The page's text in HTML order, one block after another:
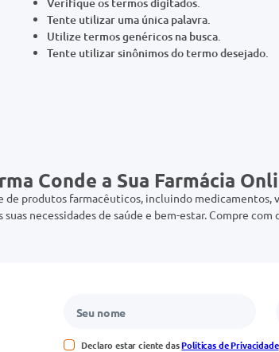
Tente utilizar uma única palavra.
Utilize termos genéricos na busca.
Tente utilizar sinônimos do termo desejado.
Conde a Sua Farmácia
produtos farmacêuticos, incluindo
suas necessidades de saúde e bem-estar. Compre
Declaro estar ciente dasPolíticas de Privacidade